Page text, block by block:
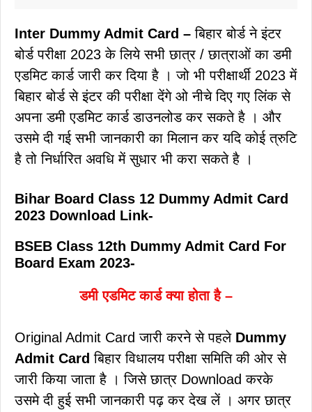
Inter Dummy Admit Card – बिहार बोर्ड ने इंटर
बोर्ड परीक्षा 2023 के लिये सभी छात्र / छात्राओं का डमी
एडमिट कार्ड जारी कर दिया है । जो भी परीक्षार्थी 2023 में
बिहार बोर्ड से इंटर की परीक्षा देंगे ओ नीचे दिए गए लिंक से
अपना डमी एडमिट कार्ड डाउनलोड कर सकते है । और
उसमे दी गई सभी जानकारी का मिलान कर यदि कोई त्रुटि
है तो निर्धारित अवधि में सुधार भी करा सकते है ।
Bihar Board Class 12 Dummy Admit Card
2023 Download Link-
BSEB Class 12th Dummy Admit Card For
Board Exam 2023-
डमी एडमिट कार्ड क्या होता है –
Original Admit Card जारी करने से पहले Dummy
Admit Card बिहार विधालय परीक्षा समिति की ओर से
जारी किया जाता है । जिसे छात्र Download करके
उसमे दी हुई सभी जानकारी पढ़ कर देख लें । अगर छात्र